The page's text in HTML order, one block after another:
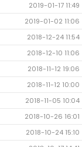
2019-01-17 11:49
2019-01-02 11:06
2018-12-24 11:54
2018-12-10 11:06
2018-11-12 19:06
2018-11-12 10:00
2018-11-05 10:04
2018-10-26 16:01
2018-10-24 15:10